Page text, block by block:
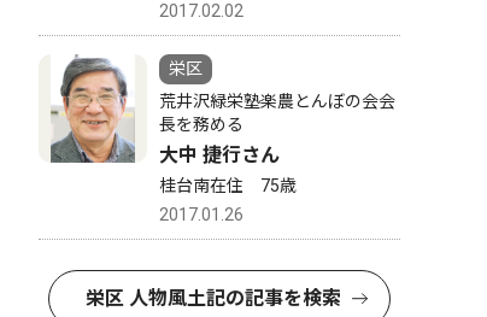
2017.02.02
栄区
荒井沢緑栄塾楽農とんぼの会会
長を務める
大中 捷行さん
桂台南在住 75歳
2017.01.26
栄区 人物風土記の記事を検索